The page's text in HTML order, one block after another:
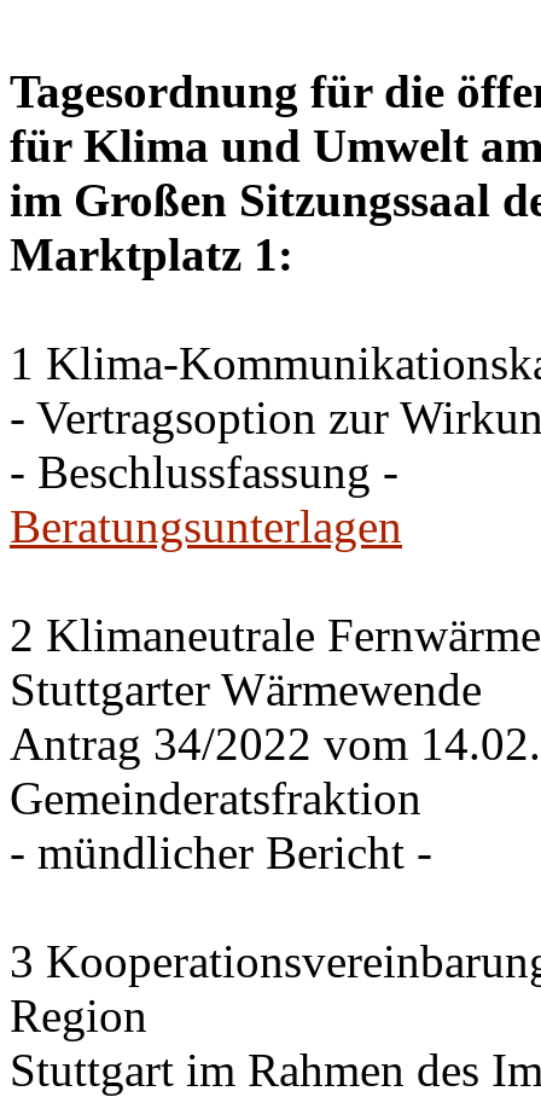
Tagesordnung für die
für Klima und Umwelt
im Großen Sitzungssaal
Marktplatz 1:
1 Klima-
- Vertragsoption zur
- Beschlussfassung -
Beratungsunterlagen
2 Klimaneutrale
Stuttgarter Wärmewende
Antrag 34/2022 vom
Gemeinderatsfraktion
- mündlicher Bericht -
3
Region
Stuttgart im Rahmen des